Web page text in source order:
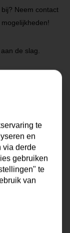
Neem contact
de slag.
0x0x0 cm
van onze
kunstenaars
te
en
via derde
gebruiken
te
van